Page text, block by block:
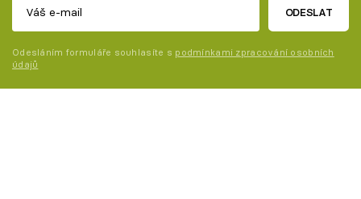
ODESLAT
Odesláním formuláře souhlasíte s podmínkami zpracování osobních
údajů